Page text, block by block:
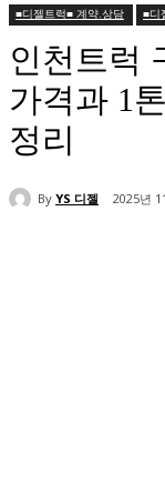
■디젤트럭■ 계약.상담 ■디
인천트럭
가격과 1
정리
By YS 디젤 2025년